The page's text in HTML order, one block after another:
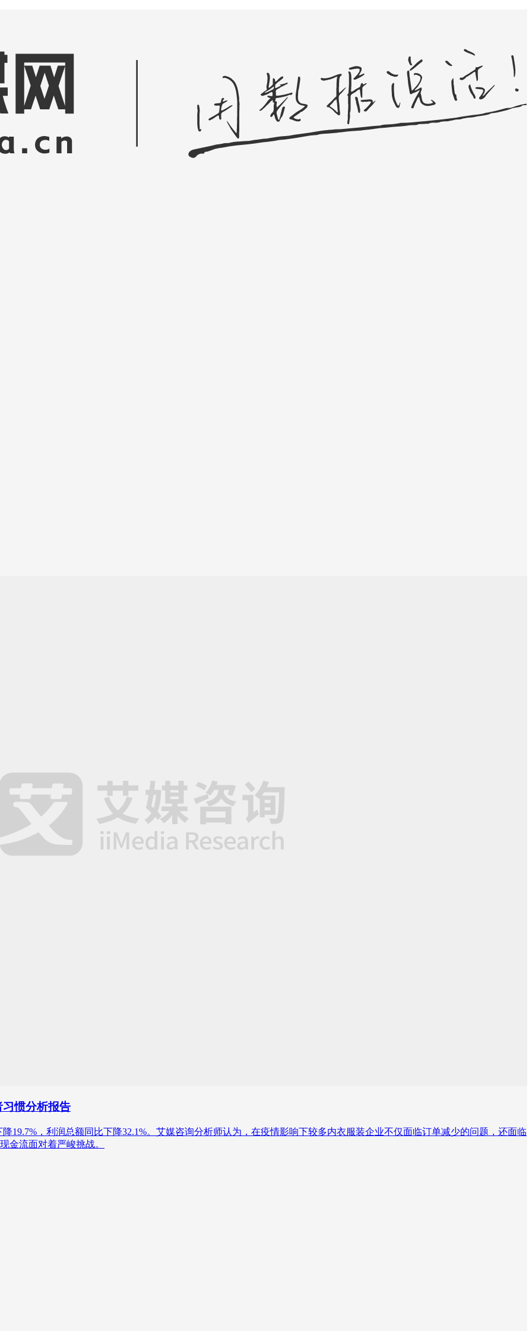
惯分析报告
19.7%，利润总额同比下降32.1%。艾媒咨询分析师认为，在疫情影响下较多内衣服装企业不仅面临订单减少的问题，还面临
金流面对着严峻挑战。